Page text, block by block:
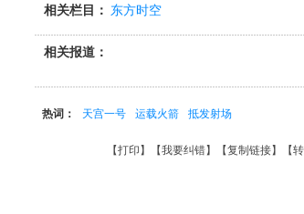
相关栏目： 东方时空
相关报道：
热词： 天宫一号 运载火箭 抵发射场
【打印 】【我要纠错】【复制链接】【